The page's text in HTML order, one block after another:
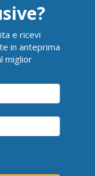
e ricevi
in anteprima
miglior